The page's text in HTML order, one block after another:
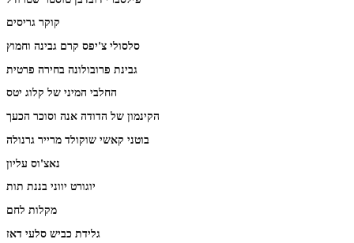
קוקר גריסים
סלסולי צ'יפס קרם גבינה וחמוץ
גבינת פרובולונה בחירה פרטית
החלבי המיני של קלוג יטס
הקינמון של הדודה אנה וסוכר הכעך
בוטני קאשי שוקולד מרייר גרנולה
נאצ'וס עליון
יוגורט יווני בננת תות
מקלות לחם
גלידת כביש סלעי דאז